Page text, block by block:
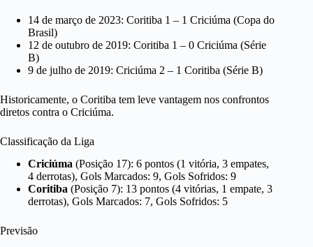
14 de março de 2023: Coritiba 1 – 1 Criciúma (Copa do
Brasil)
12 de outubro de 2019: Coritiba 1 – 0 Criciúma (Série
B)
9 de julho de 2019: Criciúma 2 – 1 Coritiba (Série B)
Historicamente, o Coritiba tem leve vantagem nos confrontos
diretos contra o Criciúma.
Classificação da Liga
Criciúma (Posição 17): 6 pontos (1 vitória, 3 empates,
4 derrotas), Gols Marcados: 9, Gols Sofridos: 9
Coritiba (Posição 7): 13 pontos (4 vitórias, 1 empate, 3
derrotas), Gols Marcados: 7, Gols Sofridos: 5
Previsão